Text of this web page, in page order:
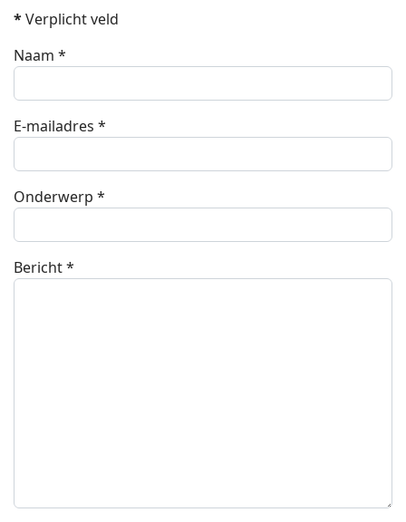
*Verplicht veld
Naam *
E-mailadres *
Onderwerp *
Bericht*